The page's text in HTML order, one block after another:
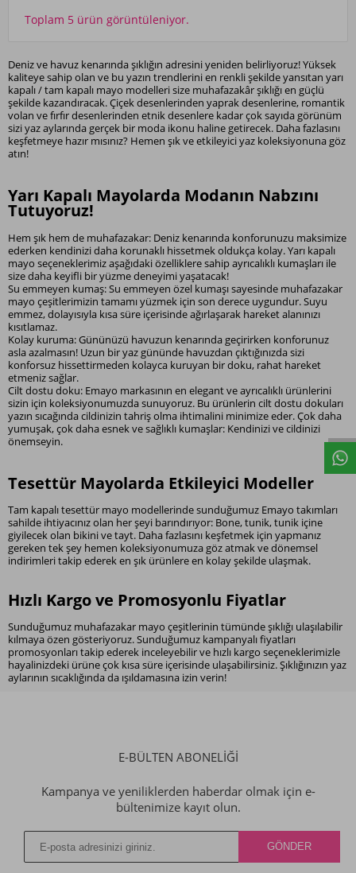
Toplam 5 ürün görüntüleniyor.
Deniz ve havuz kenarında şıklığın adresini yeniden belirliyoruz! Yüksek
kaliteye sahip olan ve bu yazın trendlerini en renkli şekilde yansıtan yarı
kapalı / tam kapalı mayo modelleri size muhafazakâr şıklığı en güçlü
şekilde kazandıracak. Çiçek desenlerinden yaprak desenlerine, romantik
volan ve fırfır desenlerinden etnik desenlere kadar çok sayıda görünüm
sizi yaz aylarında gerçek bir moda ikonu haline getirecek. Daha fazlasını
keşfetmeye hazır mısınız? Hemen şık ve etkileyici yaz koleksiyonuna göz
atın!
Yarı Kapalı Mayolarda Modanın Nabzını
Tutuyoruz!
Hem şık hem de muhafazakar: Deniz kenarında konforunuzu maksimize
ederken kendinizi daha korunaklı hissetmek oldukça kolay.Yarı kapalı
mayo seçeneklerimiz aşağıdaki özelliklere sahip ayrıcalıklı kumaşları ile
size daha keyifli bir yüzme deneyimi yaşatacak!
Su emmeyen kumaş: Su emmeyen özel kumaşı sayesinde muhafazakar
mayo çeşitlerimizin tamamı yüzmek için son derece uygundur. Suyu
emmez, dolayısıyla kısa süre içerisinde ağırlaşarak hareket alanınızı
kısıtlamaz.
Kolay kuruma: Gününüzü havuzun kenarında geçirirken konforunuz
asla azalmasın! Uzun bir yaz gününde havuzdan çıktığınızda sizi
konforsuz hissettirmeden kolayca kuruyan bir doku, rahat hareket
etmeniz sağlar.
Cilt dostu doku: Emayo markasının en elegant ve ayrıcalıklı ürünlerini
sizin için koleksiyonumuzda sunuyoruz. Bu ürünlerin cilt dostu dokuları
yazın sıcağında cildinizin tahriş olma ihtimalini minimize eder. Çok daha
yumuşak, çok daha esnek ve sağlıklı kumaşlar: Kendinizi ve cildinizi
önemseyin.
Tesettür Mayolarda Etkileyici Modeller
Tam kapalıtesettür mayo modellerinde sunduğumuz Emayo takımları
sahilde ihtiyacınız olan her şeyi barındırıyor: Bone, tunik, tunik içine
giyilecek olan bikini ve tayt. Daha fazlasını keşfetmek için yapmanız
gereken tek şey hemen koleksiyonumuza göz atmak ve dönemsel
indirimleri takip ederek en şık ürünlere en kolay şekilde ulaşmak.
Hızlı Kargo ve Promosyonlu Fiyatlar
Sunduğumuz muhafazakar mayo çeşitlerinin tümünde şıklığı ulaşılabilir
kılmaya özen gösteriyoruz. Sunduğumuz kampanyalı fiyatları
promosyonları takip ederek inceleyebilir ve hızlı kargo seçeneklerimizle
hayalinizdeki ürüne çok kısa süre içerisinde ulaşabilirsiniz. Şıklığınızın yaz
aylarının sıcaklığında da ışıldamasına izin verin!
E-BÜLTEN ABONELİĞİ
Kampanya ve yeniliklerden haberdar olmak için e-
bültenimize kayıt olun.